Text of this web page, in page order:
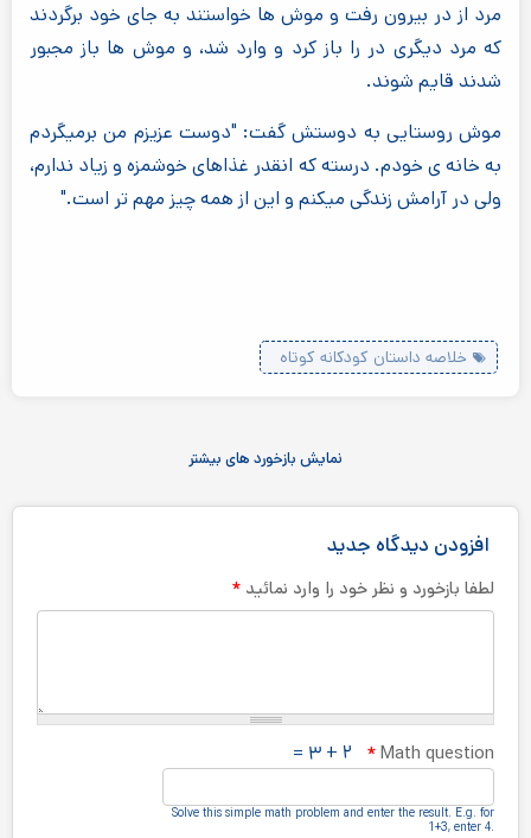
مرد از در بیرون رفت و موش ها خواستند به جای خود برگردند
که مرد دیگری در را باز کرد و وارد شد، و موش ها باز مجبور
شدند قایم شوند.
موش روستایی به دوستش گفت: "دوست عزیزم من برمیگردم
به خانه ی خودم. درسته که انقدر غذاهای خوشمزه و زیاد ندارم،
ولی در آرامش زندگی میکنم و این از همه چیز مهم تر است."
خلاصه داستان کودکانه کوتاه
نمایش بازخورد های بیشتر
افزودن دیدگاه جدید
لطفا بازخورد و نظر خود را وارد نمائید *
Math question
* ۲ + ۳ =
Solve this simple math problem and enter the result.‎ E.g.‎ for
1+3, enter 4.‎